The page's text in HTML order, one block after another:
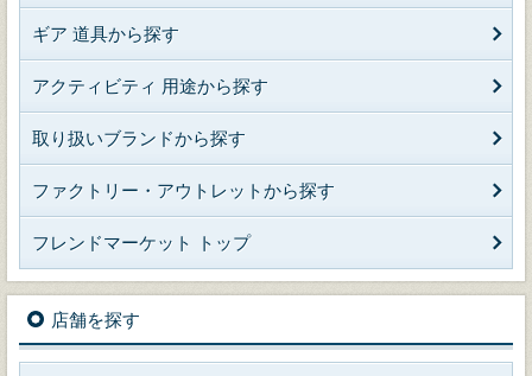
ギア 道具から探す
アクティビティ 用途から探す
取り扱いブランドから探す
ファクトリー・アウトレットから探す
フレンドマーケット トップ
店舗を探す